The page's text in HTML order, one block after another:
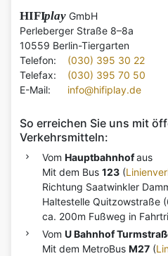
HIFIplay GmbH
Perleberger Straße 8–8a
10559 Berlin-Tiergarten
Telefon:
(030) 395 30 22
Telefax:
(030) 395 70 50
E-Mail:
info@hifiplay.de
So erreichen Sie uns mit
Verkehrsmitteln:
Vom Hauptbahnhofaus
Mit dem Bus 123 (
Richtung Saatwinkler
Haltestelle Quitzowstraße
ca. 200m Fußweg in
Vom U Bahnhof
Mit dem MetroBus M27 (